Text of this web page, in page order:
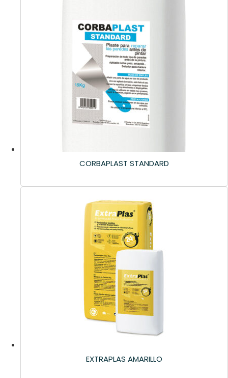
CORBAPLAST STANDARD
EXTRAPLAS AMARILLO